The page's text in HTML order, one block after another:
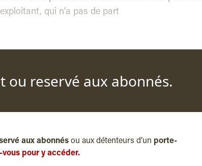
qui n’a pas de part
ou reservé aux abonnés.
aux abonnés ou aux détenteurs d’un porte-
pour y accéder.